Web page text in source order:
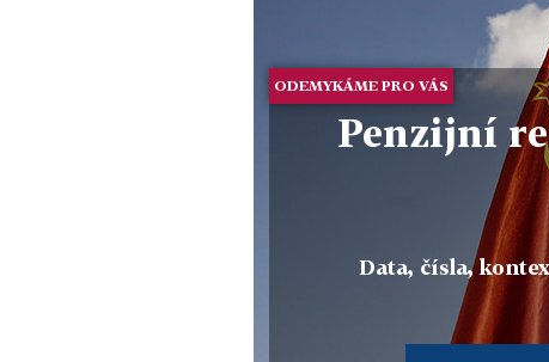
ODEMYKÁME PRO VÁS
Penzijní
Data, čísla,